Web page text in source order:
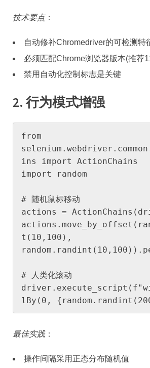
技术要点：
自动修补Chromedriver的可检测特
必须匹配Chrome浏览器版本(推荐
禁用自动化控制标志是关键
​2. 行为模式增强​
from
ins import ActionChains
import random
# 随机鼠标移动
actions =
t(10,100),
# 人类化滚动
lBy(0,
最佳实践：
操作间隔采用正态分布随机值